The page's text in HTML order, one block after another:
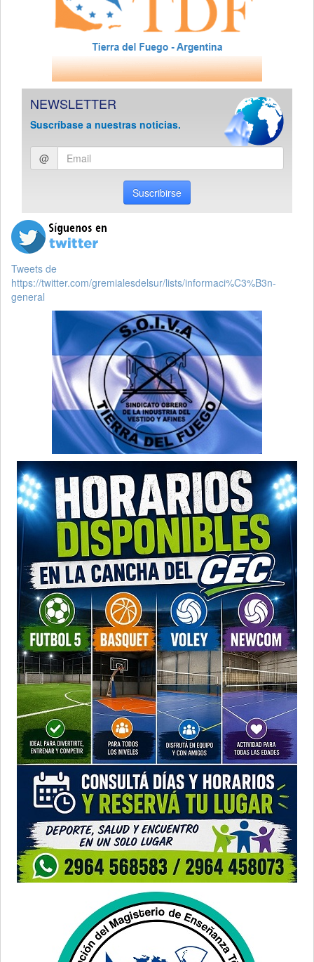
NEWSLETTER
Suscríbase a nuestras noticias.
Ingresar
email
@
Suscribirse
Tweets de
https://twitter.com/gremialesdelsur/lists/informaci%C3%B3n-
general